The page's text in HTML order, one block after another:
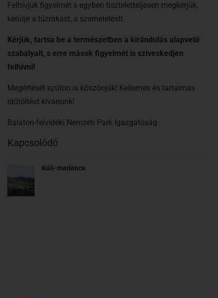
Felhívjuk figyelmét s egyben tiszteletteljesen megkérjük,
kerülje a tűzrakást, a szemetelést!
Kérjük, tartsa be a természetben a kirándulás alapvető
szabályait, s erre mások figyelmét is szíveskedjen
felhívni!
Megértését ezúton is köszönjük! Kellemes és tartalmas
időtöltést kívánunk!
Balaton-felvidéki Nemzeti Park Igazgatóság
Kapcsolódó
Káli-medence